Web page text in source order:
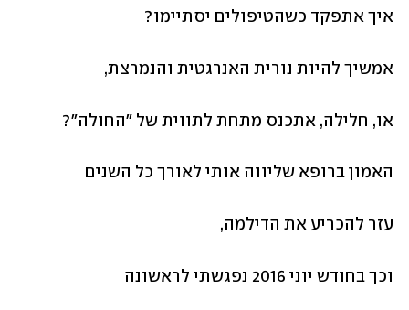
איך אתפקד כשהטיפולים יסתיימו?
אמשיך להיות נורית האנרגטית והנמרצת,
או, חלילה, אתכנס מתחת לתווית של "החולה"?
האמון ברופא שליווה אותי לאורך כל השנים
עזר להכריע את הדילמה,
וכך בחודש יוני 2016 נפגשתי לראשונה